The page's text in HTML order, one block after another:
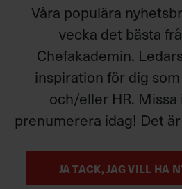
Våra populära
vecka det bästa
Chefakademin.
inspiration för dig
och/eller HR.
prenumerera idag! Det
JA TACK, JAG VILL HA